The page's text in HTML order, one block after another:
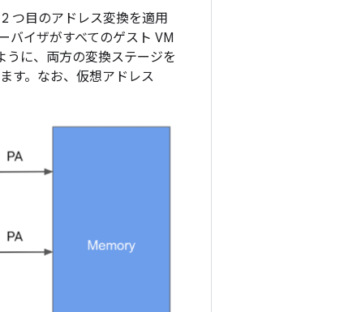
つ目のアドレス変換を適用
バイザがすべてのゲスト VM
うに、両方の変換ステージを
す。なお、仮想アドレス